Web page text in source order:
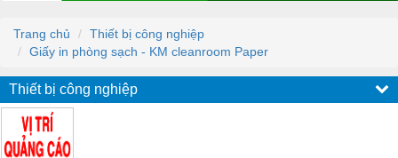
Trang chủ
Thiết bị công nghiệp
Giấy in phòng sạch - KM cleanroom Paper
Thiết bị công nghiệp